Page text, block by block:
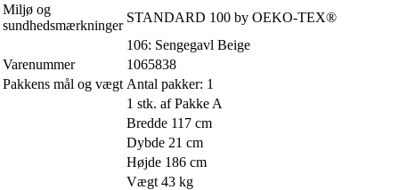
Miljø og
sundhedsmærkninger
STANDARD 100 by OEKO-TEX®
106: Sengegavl Beige
Varenummer
1065838
Pakkens mål og vægt Antal pakker: 1
1 stk. af Pakke A
Bredde 117 cm
Dybde 21 cm
Højde 186 cm
Vægt 43 kg